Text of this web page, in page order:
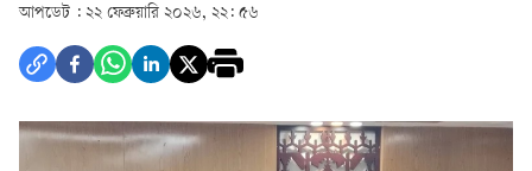
আপডেট : ২২ ফেব্রুয়ারি ২০২৬, ২২: ৫৬